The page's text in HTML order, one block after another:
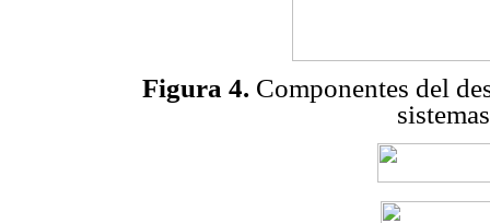
Figura 4. Componentes del